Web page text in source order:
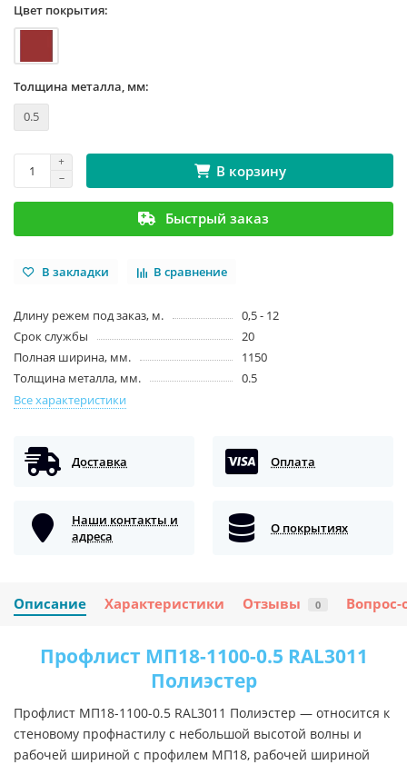
Цвет покрытия:
Толщина металла, мм:
0.5
В корзину
Быстрый заказ
В закладки В сравнение
Длину режем под заказ, м.
0,5 - 12
Срок службы
20
Полная ширина, мм.
1150
Толщина металла, мм.
0.5
Все характеристики
Доставка Оплата
Наши контакты и
адреса
О покрытиях
Описание Характеристики Отзывы 0 Вопрос-
Профлист МП18-1100-0.5 RAL3011
Полиэстер
Профлист МП18-1100-0.5 RAL3011 Полиэстер — относится к
стеновому профнастилу с небольшой высотой волны и
рабочей шириной с профилем МП18, рабочей шириной